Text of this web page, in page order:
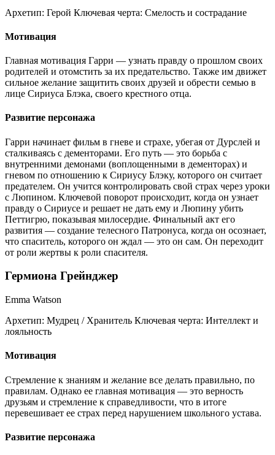
Архетип: Герой Ключевая черта: Смелость и сострадание
Мотивация
Главная мотивация Гарри — узнать правду о прошлом своих
родителей и отомстить за их предательство. Также им движет
сильное желание защитить своих друзей и обрести семью в
лице Сириуса Блэка, своего крестного отца.
Развитие персонажа
Гарри начинает фильм в гневе и страхе, убегая от Дурслей и
сталкиваясь с дементорами. Его путь — это борьба с
внутренними демонами (воплощенными в дементорах) и
гневом по отношению к Сириусу Блэку, которого он считает
предателем. Он учится контролировать свой страх через уроки
с Люпином. Ключевой поворот происходит, когда он узнает
правду о Сириусе и решает не дать ему и Люпину убить
Петтигрю, показывая милосердие. Финальный акт его
развития — создание телесного Патронуса, когда он осознает,
что спаситель, которого он ждал — это он сам. Он переходит
от роли жертвы к роли спасителя.
Гермиона Грейнджер
Emma Watson
Архетип: Мудрец / Хранитель Ключевая черта: Интеллект и
лояльность
Мотивация
Стремление к знаниям и желание все делать правильно, по
правилам. Однако ее главная мотивация — это верность
друзьям и стремление к справедливости, что в итоге
перевешивает ее страх перед нарушением школьного устава.
Развитие персонажа